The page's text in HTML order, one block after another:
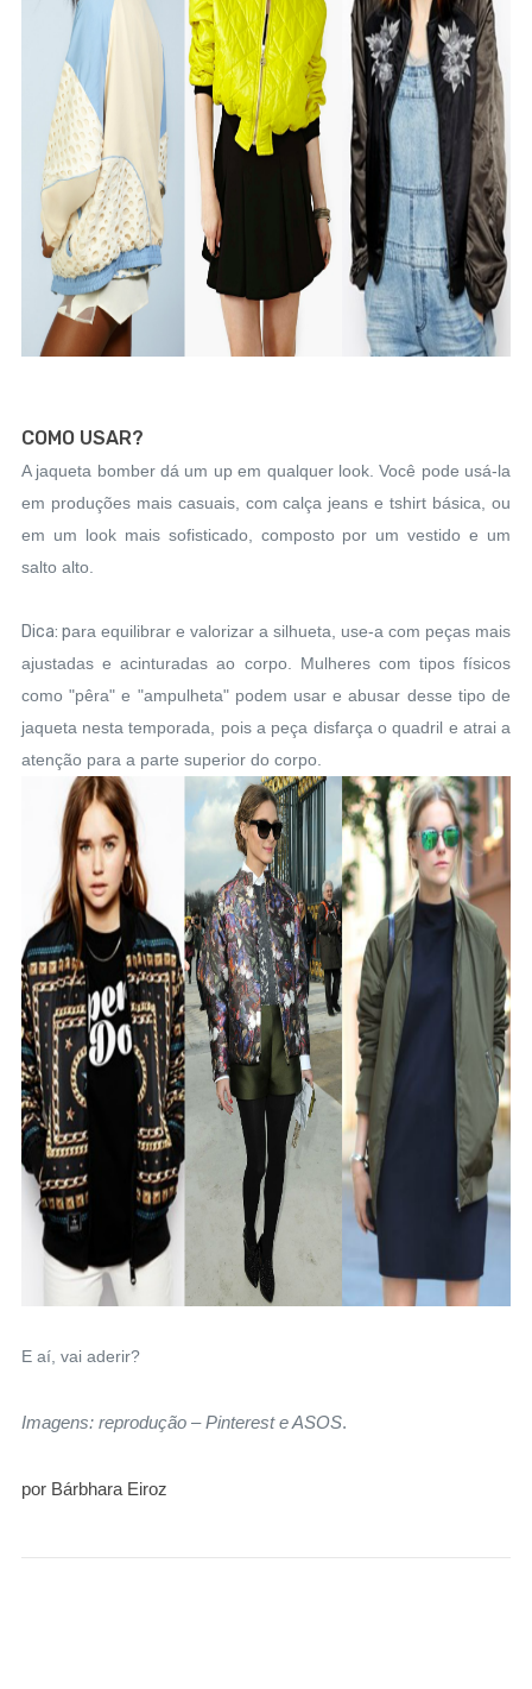
COMO USAR?
A jaqueta bomber dá um up em qualquer look. Você pode usá-la
em produções mais casuais, com calça jeans e tshirt básica, ou
em um look mais sofisticado, composto por um vestido e um
salto alto.
Dica: para equilibrar e valorizar a silhueta, use-a com peças mais
ajustadas e acinturadas ao corpo. Mulheres com tipos físicos
como "pêra" e "ampulheta" podem usar e abusar desse tipo de
jaqueta nesta temporada, pois a peça disfarça o quadril e atrai a
atenção para a parte superior do corpo.
E aí, vai aderir?
Imagens: reprodução – Pinterest e ASOS.
por Bárbhara Eiroz